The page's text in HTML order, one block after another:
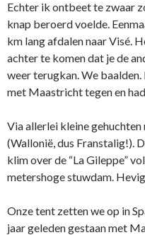
Echter ik ontbeet te zwaar
knap beroerd voelde.
km lang afdalen naar Visé.
achter te komen dat je de
weer terugkan. We
met Maastricht tegen en
Via allerlei kleine
(Wallonië, dus Franstalig!).
klim over de “La Gileppe”
metershoge stuwdam.
Onze tent zetten we op in
jaar geleden gestaan met